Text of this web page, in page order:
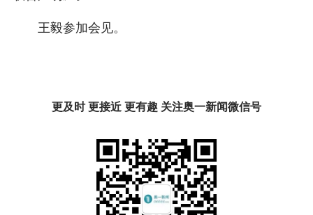
王毅参加会见。
更及时 更接近 更有趣 关注奥一新闻微信号